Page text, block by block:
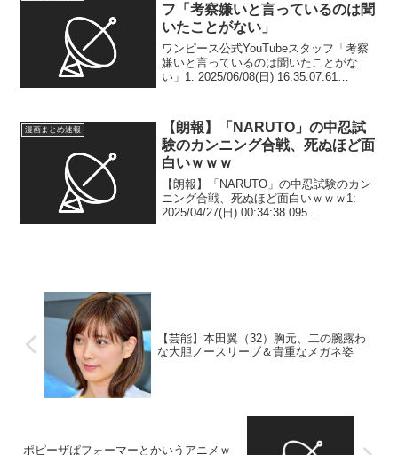
フ「考察嫌いと言っているのは聞
いたことがない」
ワンピース公式YouTubeスタッフ「考察
嫌いと言っているのは聞いたことがな
い」1: 2025/06/08(日) 16:35:07.61
YouTu...
漫画まとめ速報
【朗報】「NARUTO」の中忍試
験のカンニング合戦、死ぬほど面
白いｗｗｗ
【朗報】「NARUTO」の中忍試験のカン
ニング合戦、死ぬほど面白いｗｗｗ1:
2025/04/27(日) 00:34:38.095
【芸能】本田翼（32）胸元、二の腕露わ
な大胆ノースリーブ＆貴重なメガネ姿
ポピーザぱフォーマーとかいうアニメｗ